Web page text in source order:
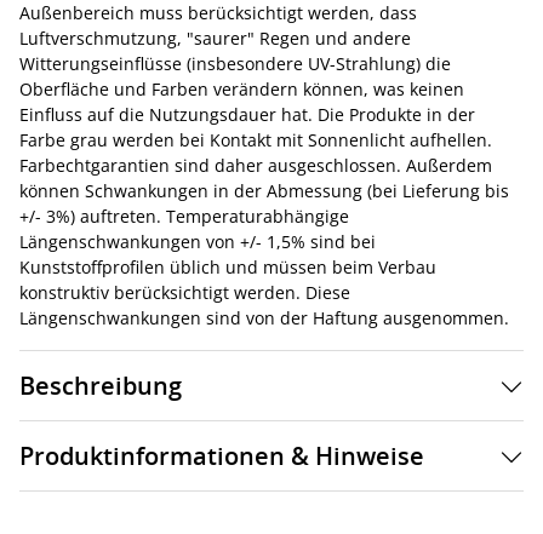
Außenbereich muss berücksichtigt werden, dass
Luftverschmutzung, "saurer" Regen und andere
Witterungseinflüsse (insbesondere UV-Strahlung) die
Oberfläche und Farben verändern können, was keinen
Einfluss auf die Nutzungsdauer hat. Die Produkte in der
Farbe grau werden bei Kontakt mit Sonnenlicht aufhellen.
Farbechtgarantien sind daher ausgeschlossen. Außerdem
können Schwankungen in der Abmessung (bei Lieferung bis
+/- 3%) auftreten. Temperaturabhängige
Längenschwankungen von +/- 1,5% sind bei
Kunststoffprofilen üblich und müssen beim Verbau
konstruktiv berücksichtigt werden. Diese
Längenschwankungen sind von der Haftung ausgenommen.
Beschreibung
Produktinformationen & Hinweise